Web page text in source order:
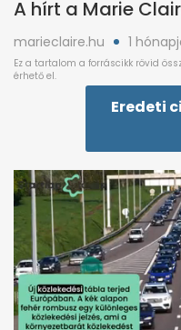
A hírt a Marie
marieclaire.hu 1
Eredeti